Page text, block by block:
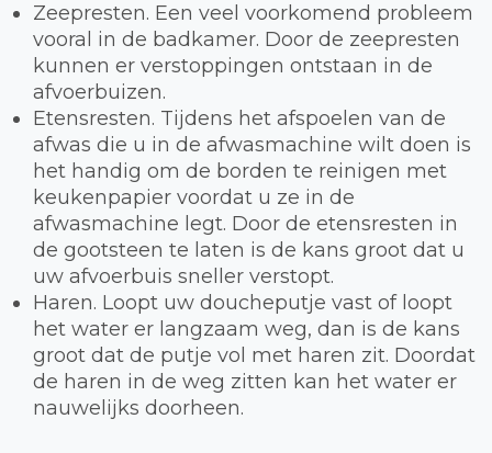
Zeepresten. Een veel voorkomend probleem
vooral in de badkamer. Door de zeepresten
kunnen er verstoppingen ontstaan in de
afvoerbuizen.
Etensresten. Tijdens het afspoelen van de
afwas die u in de afwasmachine wilt doen is
het handig om de borden te reinigen met
keukenpapier voordat u ze in de
afwasmachine legt. Door de etensresten in
de gootsteen te laten is de kans groot dat u
uw afvoerbuis sneller verstopt.
Haren. Loopt uw doucheputje vast of loopt
het water er langzaam weg, dan is de kans
groot dat de putje vol met haren zit. Doordat
de haren in de weg zitten kan het water er
nauwelijks doorheen.